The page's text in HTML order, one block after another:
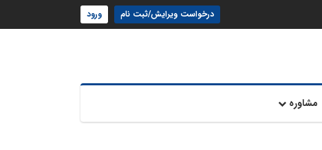
درخواست ویرایش/ثبت نام ورود
مشاوره